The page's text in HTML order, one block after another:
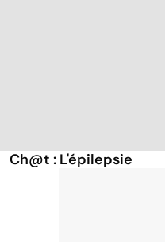
Ch@t : L'épilepsie